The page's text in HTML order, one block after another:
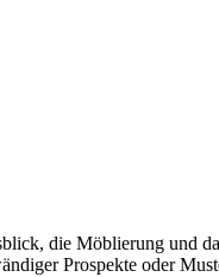
die Möblierung und
Prospekte oder